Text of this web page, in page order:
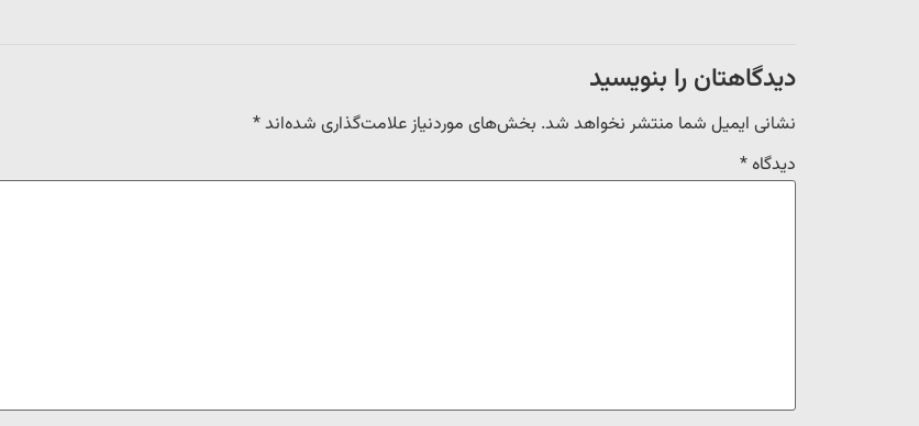
دیدگاهتان را بنویسید
نشانی ایمیل شما منتشر نخواهد شد. بخش‌های موردنیاز علامت‌گذاری شده‌اند*
دیدگاه*